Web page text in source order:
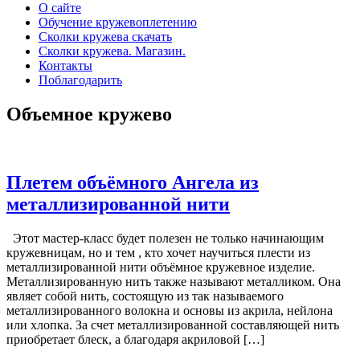
О сайте
Обучение кружевоплетению
Сколки кружева скачать
Сколки кружева. Магазин.
Контакты
Поблагодарить
Объемное кружево
Плетем объёмного Ангела из
металлизированной нити
Этот мастер-класс будет полезен не только начинающим
кружевницам, но и тем , кто хочет научиться плести из
металлизированной нити объёмное кружевное изделие.
Металлизированную нить также называют металликом. Она
являет собой нить, состоящую из так называемого
металлизированного волокна и основы из акрила, нейлона
или хлопка. За счет металлизированной составляющей нить
приобретает блеск, а благодаря акриловой […]